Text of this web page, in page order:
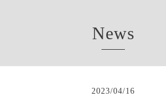
News
2023/04/16